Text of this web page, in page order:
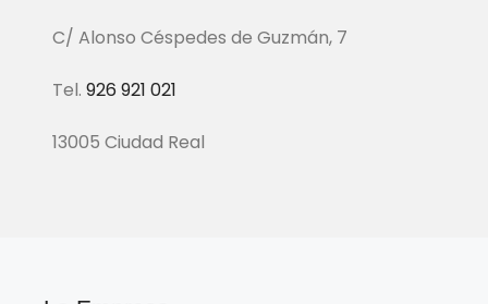
C/ Alonso Céspedes de Guzmán, 7
Tel. 926 921 021
13005 Ciudad Real